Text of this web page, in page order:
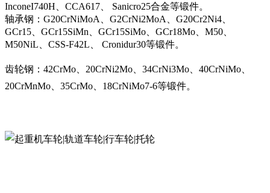
InconeI740H、CCA617、 Sanicro25合金等锻件。
轴承钢：G20CrNiMoA、G2CrNi2MoA、G20Cr2Ni4、
GCr15、GCr15SiMn、GCr15SiMo、GCr18Mo、M50、
M50NiL、CSS-F42L、 Cronidur30等锻件。
齿轮钢：42CrMo、20CrNi2Mo、34CrNi3Mo、40CrNiMo、
20CrMnMo、35CrMo、18CrNiMo7-6等锻件。